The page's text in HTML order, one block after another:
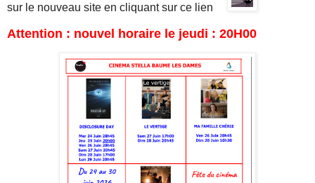
sur le nouveau site en cliquant sur ce lien
Attention : nouvel horaire le jeudi : 20H00